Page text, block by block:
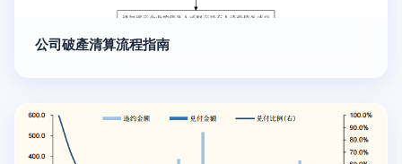
公司破產清算流程指南